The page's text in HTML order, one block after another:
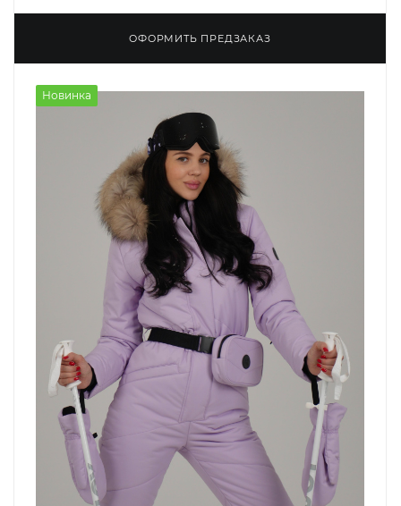
ОФОРМИТЬ ПРЕДЗАКАЗ
Новинка